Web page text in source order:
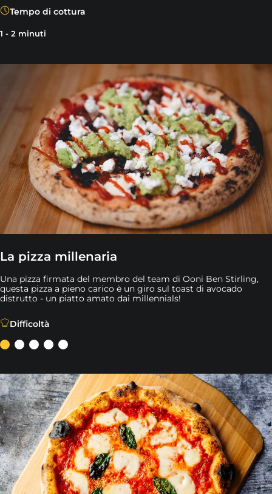
Tempo di cottura
1 - 2 minuti
La pizza millenaria
Una pizza firmata del membro del team di Ooni Ben Stirling,
questa pizza a pieno carico è un giro sul toast di avocado
distrutto - un piatto amato dai millennials!
Difficoltà